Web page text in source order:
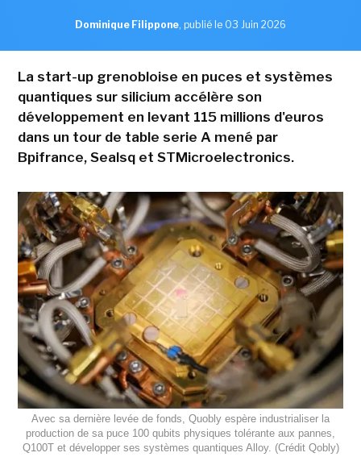
Dominique Filippone, publié le 03 Juin 2026
La start-up grenobloise en puces et systèmes
quantiques sur silicium accélère son
développement en levant 115 millions d'euros
dans un tour de table serie A mené par
Bpifrance, Sealsq et STMicroelectronics.
Avec sa dernière levée de fonds, Quobly espère industrialiser la
production de sa puce 100 qubits physiques tolérante aux pannes,
Q100T et développer ses systèmes quantiques Alloy. (Crédit Qobly)